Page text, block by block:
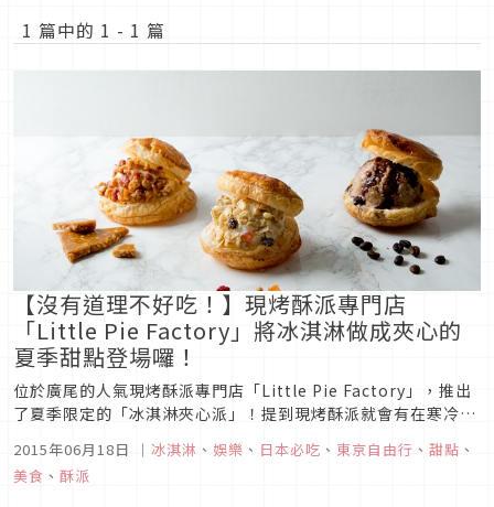
1 篇中的 1 - 1 篇
【沒有道理不好吃！】現烤酥派專門店
「Little Pie Factory」將冰淇淋做成夾心的
夏季甜點登場囉！
位於廣尾的人氣現烤酥派專門店「Little Pie Factory」，推出
了夏季限定的「冰淇淋夾心派」！提到現烤酥派就會有在寒冷的
季節裡想來一塊的印象，這次推出的派，則是夾著冰淇淋能夠享
受冰鎮的夏季甜點唷～♪從6月16日（二）開始販售的「冰淇淋
夾心派」有「貓王艾維斯」還有「BREAKFAST」、「科...
2015年06月18日 ｜ 冰淇淋 、 娛樂 、 日本必吃 、 東京自由行 、 甜點 、
美食 、 酥派